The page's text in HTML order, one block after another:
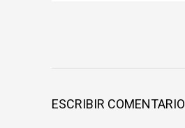
ESCRIBIR COMENTARIO